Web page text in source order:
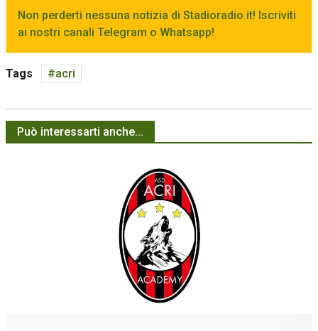
Non perderti nessuna notizia di Stadioradio.it! Iscriviti
ai nostri canali Telegram o Whatsapp!
Tags acri
Può interessarti anche...